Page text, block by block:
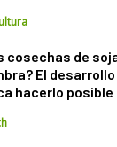
cosechas de
El
hacerlo posible